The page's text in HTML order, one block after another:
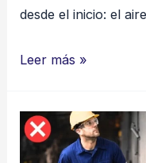
desde el inicio: el
Aire
El
poder
Leer más »